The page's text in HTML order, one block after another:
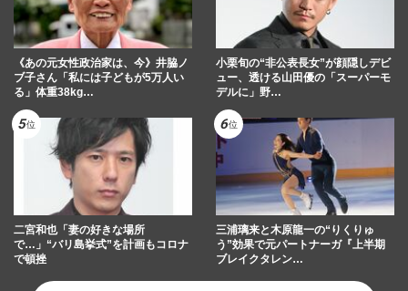
《あの元女性政治家は、今》井脇ノ
ブ子さん「私には子どもが5万人い
る」体重38kg…
小栗旬の“非公表長女”が顔隠しデビ
ュー、透ける山田優の「スーパーモ
デルに」野…
二宮和也「妻の好きな場所
で…」“バリ島挙式”を計画もコロナ
で頓挫
三浦璃来と木原龍一の“りくりゅ
う”効果で元パートナーガ『上半期
ブレイクタレン…